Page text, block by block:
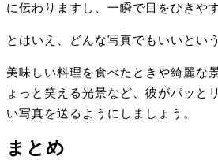
に伝わりますし、一瞬で目をひきや
とはいえ、どんな写真でもいいとい
美味しい料理を食べたときや綺麗な
ょっと笑える光景など、彼がパッと
い写真を送るようにしましょう。
まとめ